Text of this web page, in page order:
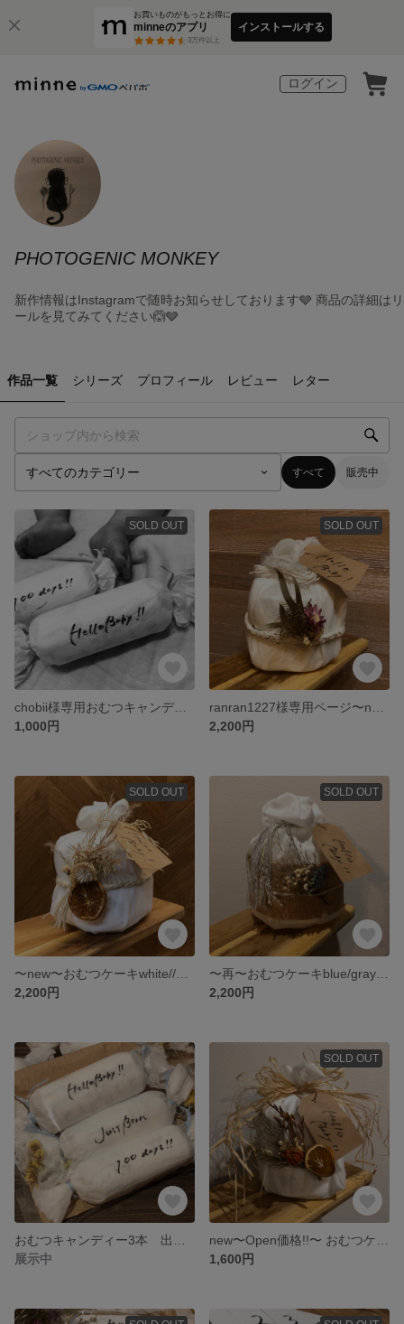
お買いものがもっとお得に
minneのアプリ
3万件以上
インストールする
ログイン
PHOTOGENIC MONKEY
新作情報はInstagramで随時お知らせしております🩶 商品の詳細はリ
ールを見てみてください🙆🩶
作品一覧 シリーズ プロフィール レビュー レター
すべて 販売中
SOLD OUT
1,000円
SOLD OUT
2,200円
SOLD OUT
2,200円
SOLD OUT
2,200円
展示中
SOLD OUT
1,600円